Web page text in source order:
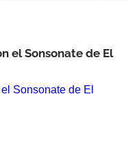
el Sonsonate de El